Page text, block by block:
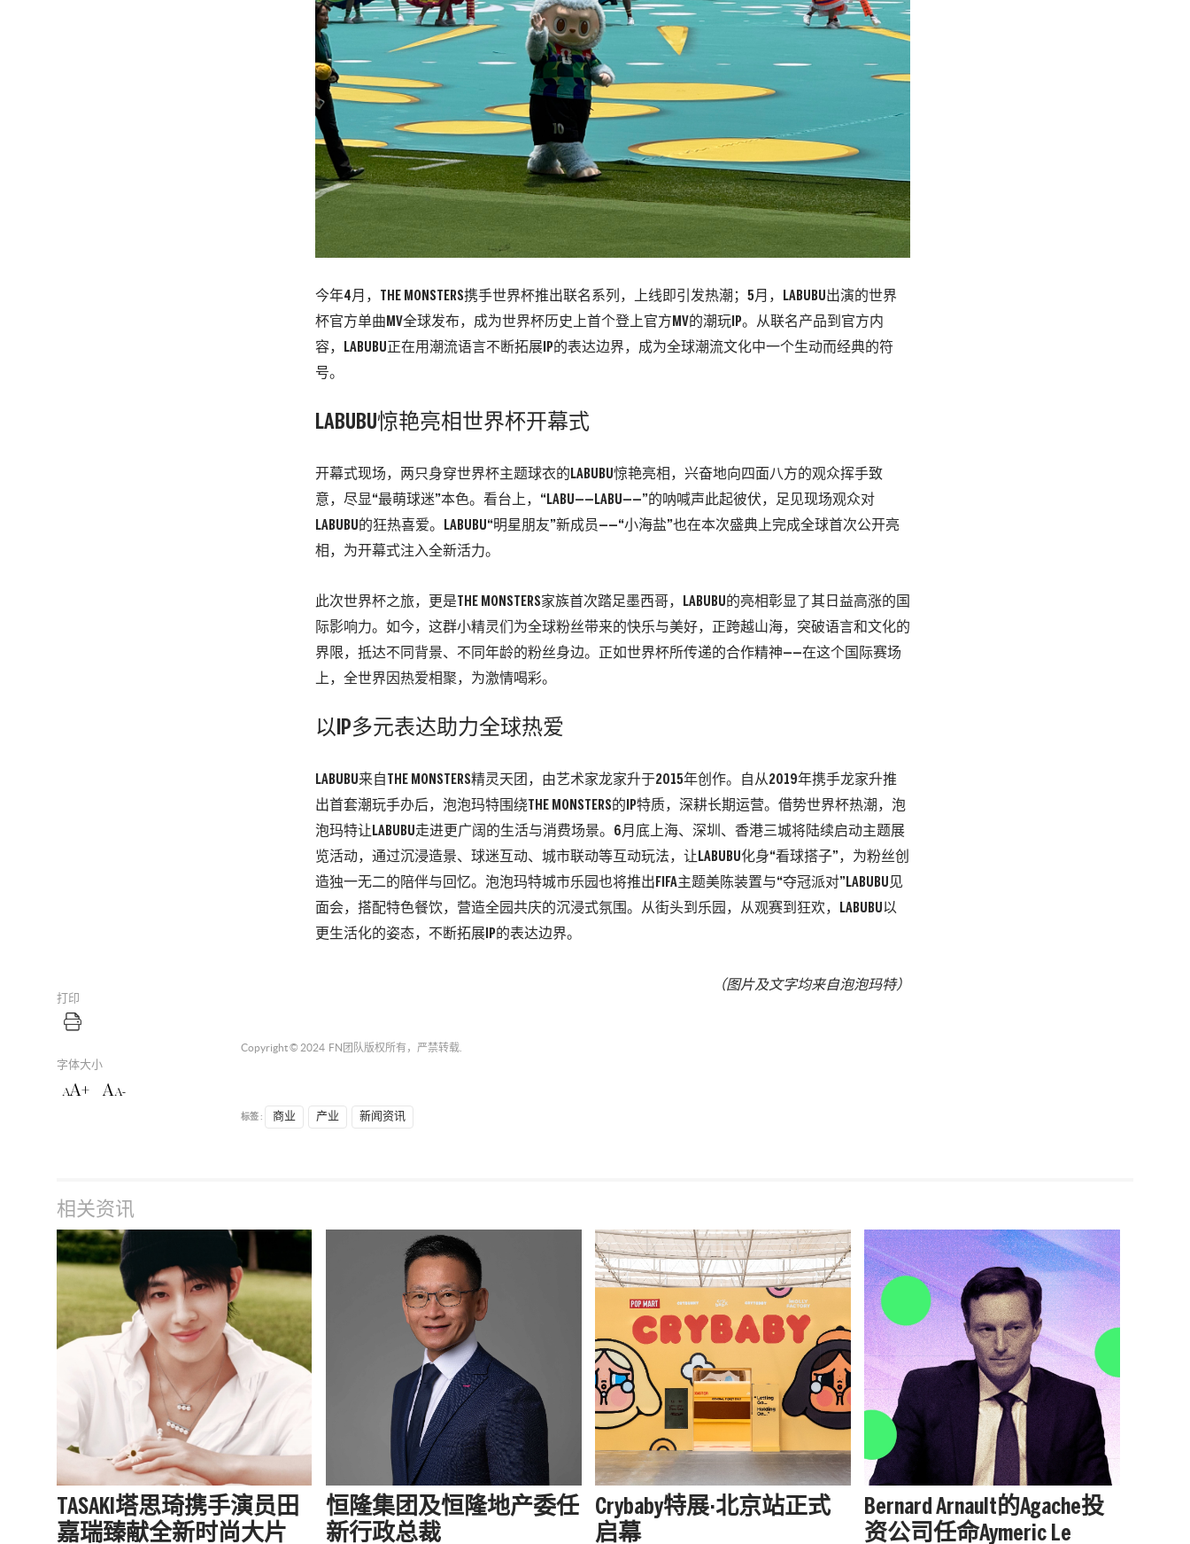
打印
字体大小
AA+ AA-
今年4月 ， THE MONSTERS携手世界杯推出联名系列，上线即引发热潮； 5月 ， LABUBU出演的世界
杯官方单曲 MV全球发布，成为世界杯历史上首个登上官方 MV 的潮玩I P。 从联名产品到官方内
容，
LABUBU正在用潮流语言不断拓展I P 的表达边界，成为全球潮流文化中一个生动而经典的符
号。
LABUBU惊艳亮相世界杯开幕式
开幕式现场，两只身穿世界杯主题球衣的 LABUBU惊艳亮相，兴奋地向四面八方的观众挥手致
意，尽显“最萌球迷”本色。 看台上， “LABU——LABU——” 的呐喊声此起彼伏，足见现场观众对
LABUBU 的狂热喜爱。 LABUBU“明星朋友”新成员 ——“小海盐”也在本次盛典上完成全球首次公开亮
相，为开幕式注入全新活力。
此次世界杯之旅，更是 THE MONSTERS家族首次踏足墨西哥， LABUBU 的亮相彰显了其日益高涨的国
际影响力。 如今，这群小精灵们为全球粉丝带来的快乐与美好， 正跨越山海，突破语言和文化的
界限，抵达不同背景、 不同年龄的粉丝身边。 正如世界杯所传递的合作精神——在这个国际赛场
上，全世界因热爱相聚，为激情喝彩。
以 P多元表达助力全球热爱
LABUBU来自 THE MONSTERS精灵天团，由艺术家龙家升于2015年创作。 自从2019年携手龙家升推
出首套潮玩手办后，泡泡玛特围绕 THE MONSTERS 的 P特质， 深耕长期运营。 借势世界杯热潮，泡
泡玛特让 LABUBU走进更广阔的生活与消费场景。 6月底上海、 深圳、 香港三城将陆续启动主题展
览活动，通过沉浸造景、 球迷互动、 城市联动等互 动玩法，让 LABUBU化身“看球搭子” ， 为粉丝创
造独一无二的陪伴与回忆。 泡泡玛特城市乐园也将推出 FIFA主题美陈装置与“夺冠派对”LABUBU 见
面会，搭配特色餐饮， 营造全园共庆的沉浸式氛围。从街头到乐园，从观赛到狂欢， LABUBU以
更生活化的姿态，不断拓展I P 的表达边界。
（图片及文字均来自泡泡玛特）
Copyright © 2024 FN团队 版权所有，严禁转载.
标签 : 商业 产业 新闻资讯
相关资讯
TASAKI塔思琦携手演员田
嘉瑞臻献全新时尚大片
恒隆集团及恒隆地产委任
新行政总裁
Crybaby特展·北京站正式
启幕
Bernard Arnault的Agache投
资公司任命Aymeric Le